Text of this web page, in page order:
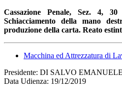
Cassazione Penale, Sez. 4,
Schiacciamento della mano
produzione della carta. Reato
Macchina ed Attrezzatura di
Presidente: DI SALVO
Data Udienza: 19/12/2019